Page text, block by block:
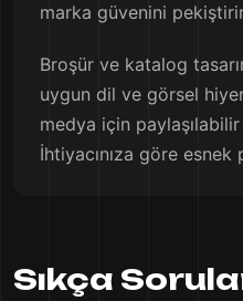
marka güvenini
Broşür ve katalog
uygun dil ve görsel
medya için
İhtiyacınıza göre
Sıkça